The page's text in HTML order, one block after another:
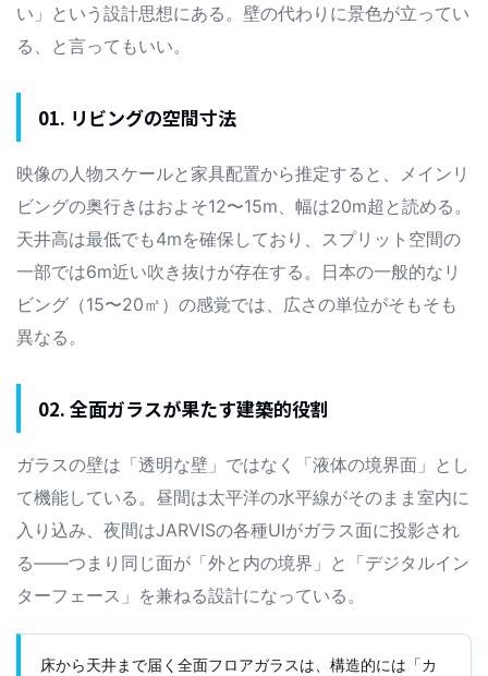
い」という設計思想にある。壁の代わりに景色が立ってい
る、と言ってもいい。
01. リビングの空間寸法
映像の人物スケールと家具配置から推定すると、メインリ
ビングの奥行きはおよそ12〜15m、幅は20m超と読める。
天井高は最低でも4mを確保しており、スプリット空間の
一部では6m近い吹き抜けが存在する。日本の一般的なリ
ビング（15〜20㎡）の感覚では、広さの単位がそもそも
異なる。
02. 全面ガラスが果たす建築的役割
ガラスの壁は「透明な壁」ではなく「液体の境界面」とし
て機能している。昼間は太平洋の水平線がそのまま室内に
入り込み、夜間はJARVISの各種UIがガラス面に投影され
る——つまり同じ面が「外と内の境界」と「デジタルイン
ターフェース」を兼ねる設計になっている。
床から天井まで届く全面フロアガラスは、構造的には「カ